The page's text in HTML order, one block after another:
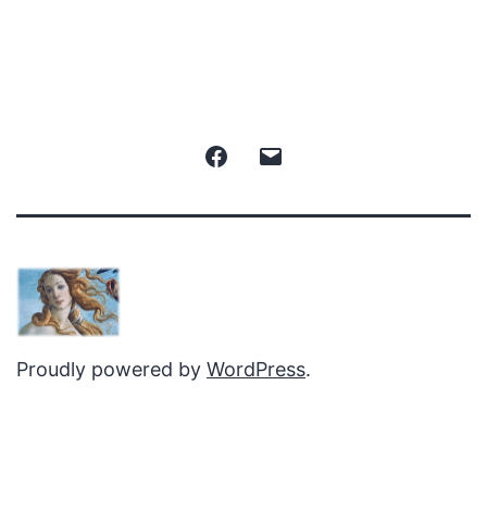
Facebook
Proudly powered by WordPress.